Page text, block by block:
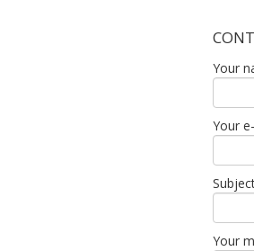
Your
Your
Your